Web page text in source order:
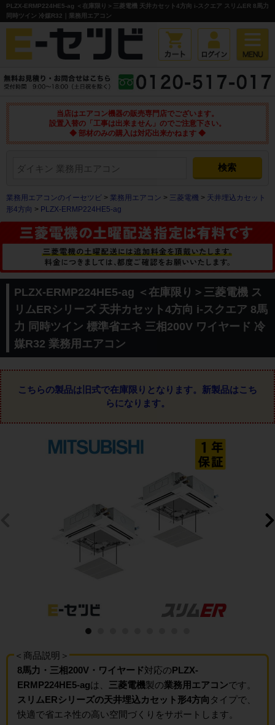
PLZX-ERMP224HE5-ag ＜在庫限り＞三菱電機 天井カセット4方向 i-スクエア スリムER 8馬力
同時ツイン 冷媒R32｜業務用エアコン
当店はエアコン機器の販売専門店でございます。
設置入替の「工事は出来ません」のでご注意下さい。
◆ 部材のみの購入は対応出来かねます ◆
業務用エアコンのイーセツビ > 業務用エアコン > 三菱電機 > 天井埋込カセット
形4方向 > PLZX-ERMP224HE5-ag
PLZX-ERMP224HE5-ag ＜在庫限り＞三菱電機 ス
リムERシリーズ 天井カセット4方向 i-スクエア 8馬
力 同時ツイン 標準省エネ 三相200V ワイヤード 冷
媒R32 業務用エアコン
こちらの製品は旧式で在庫限りとなります。 新製品はこち
らになります。
＜商品説明＞
8馬力・三相200V・ワイヤード対応のPLZX-
ERMP224HE5-agは、 三菱電機製の業務用エアコンです。
スリムERシリーズの天井埋込カセット形4方向 タイプで、
快適で省エネ性の高い空間づくりをサポートします。